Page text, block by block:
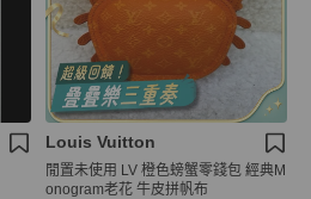
Louis Vuitton
閒置未使用 LV 橙色螃蟹零錢包 經典M
onogram老花 牛皮拼帆布